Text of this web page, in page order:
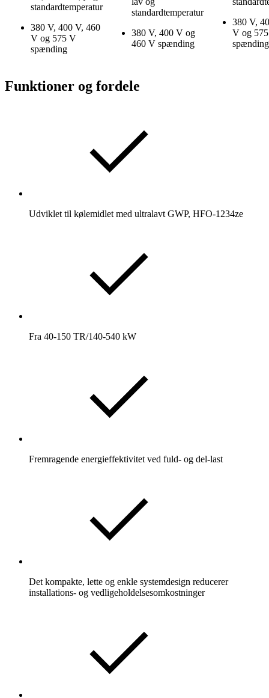
standardtemperatur
380 V, 400 V, 460
V og 575 V
spænding
standardtemperatur
380 V, 400 V og
460 V spænding
380 V,
V og
spænding
Funktioner og fordele
Udviklet til kølemidlet med ultralavt GWP, HFO-1234ze
Fra 40-150 TR/140-540 kW
Fremragende energieffektivitet ved fuld- og del-last
Det kompakte, lette og enkle systemdesign reducerer
installations- og vedligeholdelsesomkostninger